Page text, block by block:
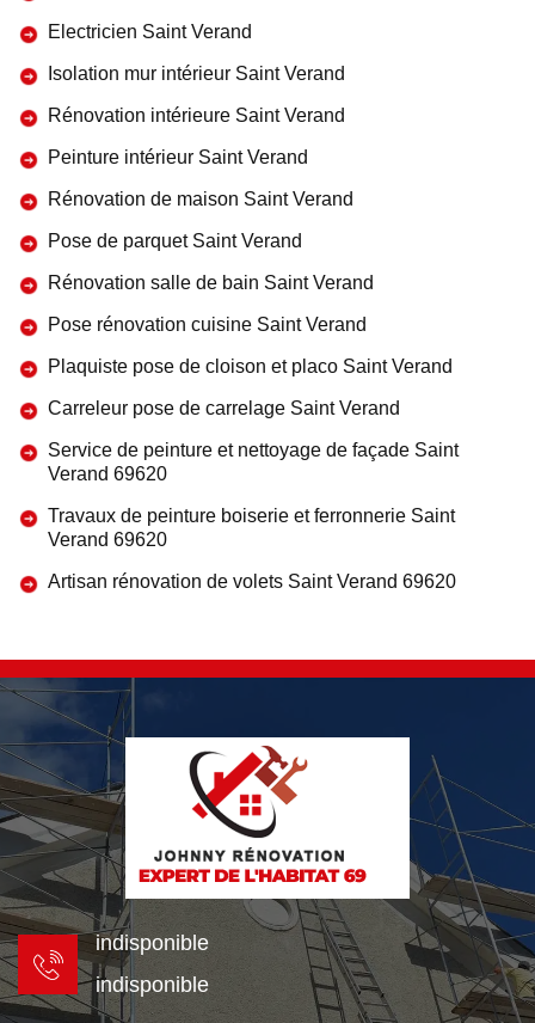
Electricien Saint Verand
Isolation mur intérieur Saint Verand
Rénovation intérieure Saint Verand
Peinture intérieur Saint Verand
Rénovation de maison Saint Verand
Pose de parquet Saint Verand
Rénovation salle de bain Saint Verand
Pose rénovation cuisine Saint Verand
Plaquiste pose de cloison et placo Saint Verand
Carreleur pose de carrelage Saint Verand
Service de peinture et nettoyage de façade Saint
Verand 69620
Travaux de peinture boiserie et ferronnerie Saint
Verand 69620
Artisan rénovation de volets Saint Verand 69620
indisponible
indisponible